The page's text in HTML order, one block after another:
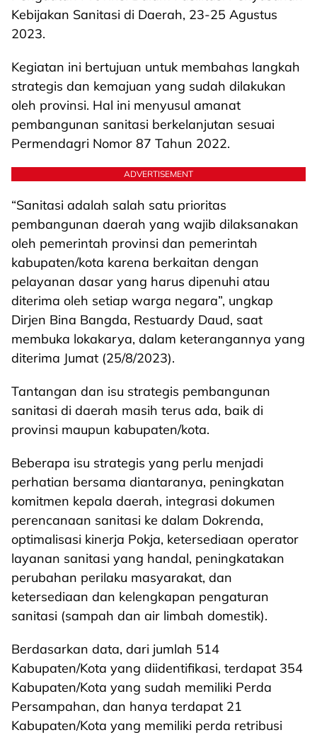
Kebijakan Sanitasi di Daerah, 23-25 Agustus
2023.
Kegiatan ini bertujuan untuk membahas langkah
strategis dan kemajuan yang sudah dilakukan
oleh provinsi. Hal ini menyusul amanat
pembangunan sanitasi berkelanjutan sesuai
Permendagri Nomor 87 Tahun 2022.
ADVERTISEMENT
“Sanitasi adalah salah satu prioritas
pembangunan daerah yang wajib dilaksanakan
oleh pemerintah provinsi dan pemerintah
kabupaten/kota karena berkaitan dengan
pelayanan dasar yang harus dipenuhi atau
diterima oleh setiap warga negara”, ungkap
Dirjen Bina Bangda, Restuardy Daud, saat
membuka lokakarya, dalam keterangannya yang
diterima Jumat (25/8/2023).
Tantangan dan isu strategis pembangunan
sanitasi di daerah masih terus ada, baik di
provinsi maupun kabupaten/kota.
Beberapa isu strategis yang perlu menjadi
perhatian bersama diantaranya, peningkatan
komitmen kepala daerah, integrasi dokumen
perencanaan sanitasi ke dalam Dokrenda,
optimalisasi kinerja Pokja, ketersediaan operator
layanan sanitasi yang handal, peningkatakan
perubahan perilaku masyarakat, dan
ketersediaan dan kelengkapan pengaturan
sanitasi (sampah dan air limbah domestik).
Berdasarkan data, dari jumlah 514
Kabupaten/Kota yang diidentifikasi, terdapat 354
Kabupaten/Kota yang sudah memiliki Perda
Persampahan, dan hanya terdapat 21
Kabupaten/Kota yang memiliki perda retribusi